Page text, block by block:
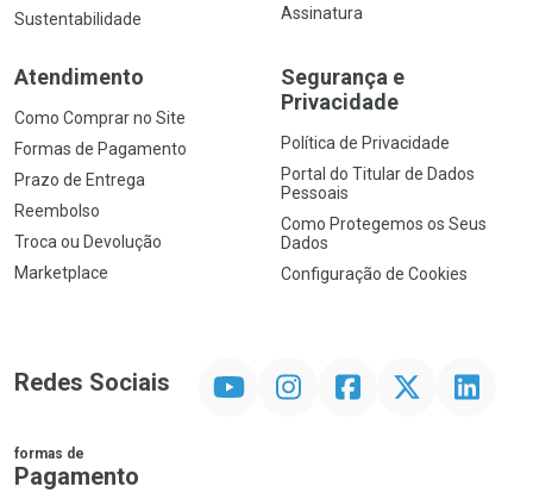
Sustentabilidade
Assinatura
Atendimento
Como Comprar no Site
Formas de Pagamento
Prazo de Entrega
Reembolso
Troca ou Devolução
Marketplace
Segurança e
Privacidade
Política de Privacidade
Portal do Titular de Dados
Pessoais
Como Protegemos os Seus
Dados
Configuração de Cookies
Redes Sociais InstagramFacebookTwitter Linkedin
formas de
Pagamento